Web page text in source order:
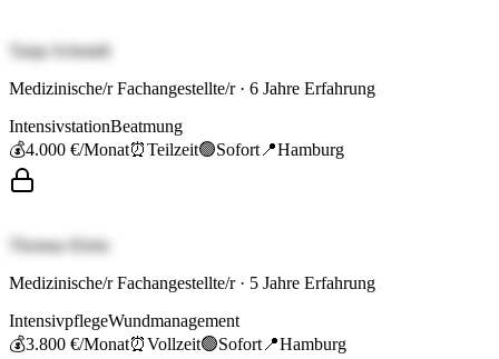
Tanja Schmidt
Medizinische/r Fachangestellte/r· 6 Jahre Erfahrung
IntensivstationBeatmung
💰4.000 €/Monat⏰Teilzeit🟢Sofort 📍Hamburg
Thomas Klein
Medizinische/r Fachangestellte/r· 5 Jahre Erfahrung
IntensivpflegeWundmanagement
💰3.800 €/Monat⏰Vollzeit🟢Sofort 📍Hamburg